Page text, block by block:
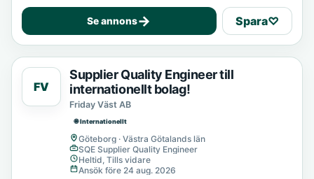
Se annons→ Spara♡
FV
Supplier Quality Engineer till
internationellt bolag!
Friday Väst AB
🌐 Internationellt
Göteborg · Västra Götalands län
SQE Supplier Quality Engineer
Heltid, Tills vidare
Ansök före 24 aug. 2026